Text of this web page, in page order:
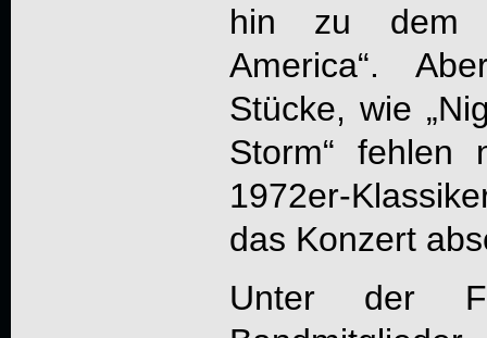
hin zu dem
America“.
Stücke, wie
Storm“ fehlen
1972er-
das Konzert
Unter der